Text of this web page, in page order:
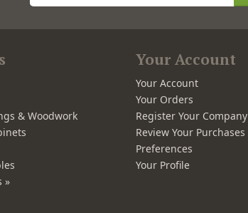
& Woodwork
»
Your Account
Your Account
Your Orders
Register Your Company
Review Your Purchases
Preferences
Your Profile